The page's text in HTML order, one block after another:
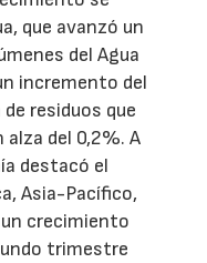
que avanzó un
del Agua
incremento del
residuos que
del 0,2%. A
destacó el
Asia-Pacífico,
crecimiento
trimestre